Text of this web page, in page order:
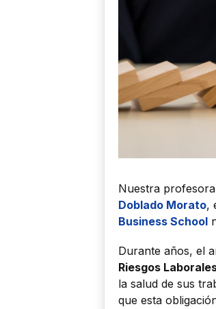
Nuestra
Doblado Morato,
Business School
Durante años, el
Riesgos
la salud de sus
que esta